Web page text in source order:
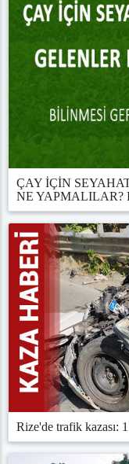
ÇAY İÇİN
NE YAPMALILAR?
Rize'de trafik kazası: